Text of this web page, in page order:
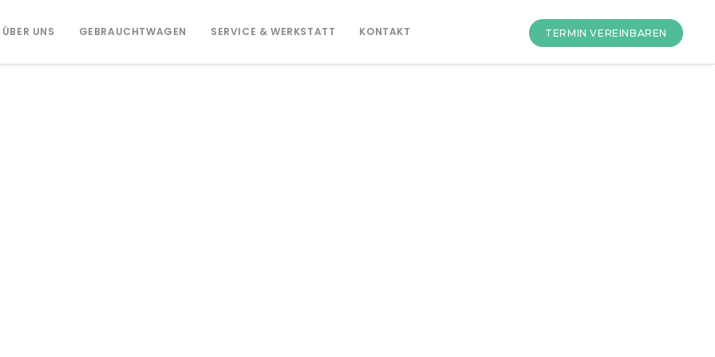
ÜBER UNS GEBRAUCHTWAGEN SERVICE & WERKSTATT KONTAKT TERMIN VEREINBAREN